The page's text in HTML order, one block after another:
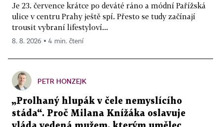
Je 23. července krátce po deváté ráno a módní Pařížská
ulice v centru Prahy ještě spí. Přesto se tudy začínají
trousit vybraní lifestyloví...
8. 8. 2026 ▪ 4 min. čtení
PETR HONZEJK
„Prolhaný hlupák v čele nemyslícího
stáda“. Proč Milana Knížáka oslavuje